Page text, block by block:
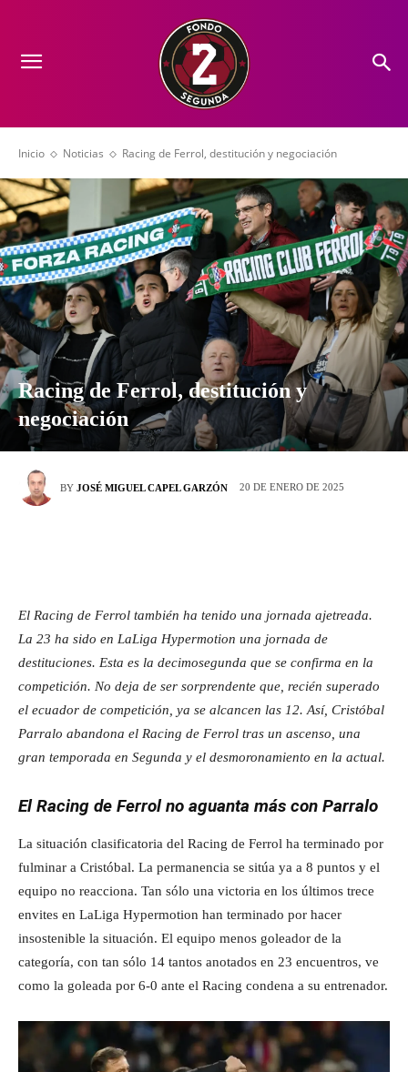
Inicio Noticias Racing de Ferrol, destitución y negociación
Racing de Ferrol, destitución y
negociación
BY JOSÉ MIGUEL CAPEL GARZÓN 20 DE ENERO DE 2025
El Racing de Ferrol también ha tenido una jornada ajetreada.
La 23 ha sido en LaLiga Hypermotion una jornada de
destituciones. Esta es la decimosegunda que se confirma en la
competición. No deja de ser sorprendente que, recién superado
el ecuador de competición, ya se alcancen las 12. Así, Cristóbal
Parralo abandona el Racing de Ferrol tras un ascenso, una
gran temporada en Segunda y el desmoronamiento en la actual.
El Racing de Ferrol no aguanta más con Parralo
La situación clasificatoria del Racing de Ferrol ha terminado por
fulminar a Cristóbal. La permanencia se sitúa ya a 8 puntos y el
equipo no reacciona. Tan sólo una victoria en los últimos trece
envites en LaLiga Hypermotion han terminado por hacer
insostenible la situación. El equipo menos goleador de la
categoría, con tan sólo 14 tantos anotados en 23 encuentros, ve
como la goleada por 6-0 ante el Racing condena a su entrenador.